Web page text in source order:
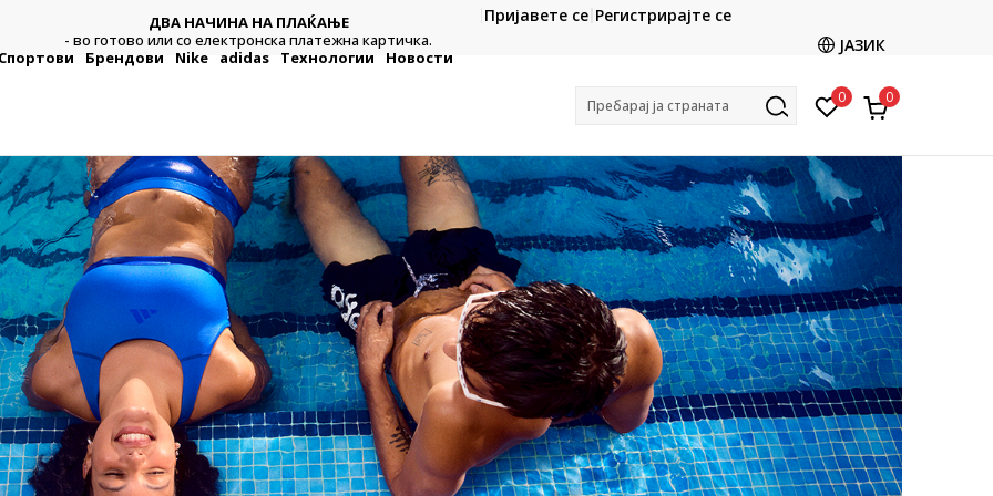
Платете со картичка online и подигнете во продавницата
по ваш избор
Ценовник
Пријавете се Регистрирајте се
ЈАЗИК
Спортови Брендови Nike adidas Технологии Новости
Пребарај ја страната 0 0